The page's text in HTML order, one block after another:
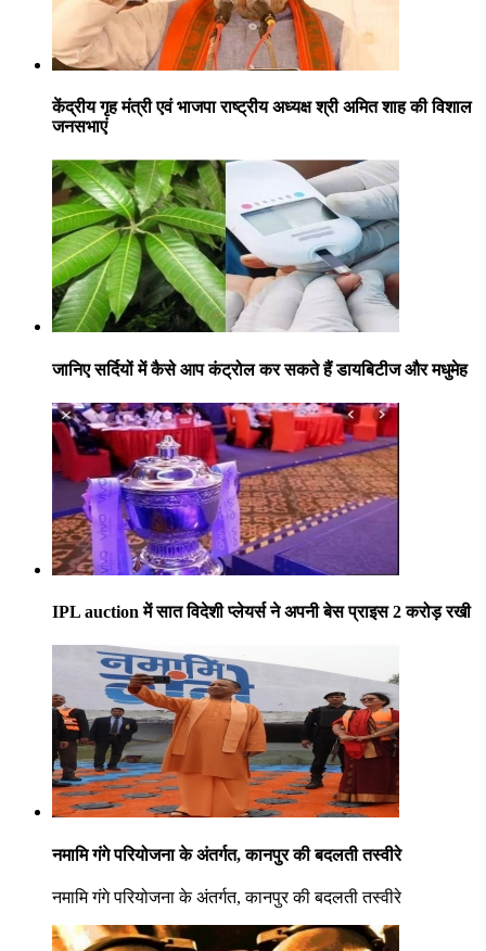
केंद्रीय गृह मंत्री एवं भाजपा राष्ट्रीय अध्यक्ष श्री अमित शाह की विशाल
जनसभाएं
जानिए सर्दियों में कैसे आप कंट्रोल कर सकते हैं डायबिटीज और मधुमेह
IPL auction में सात विदेशी प्लेयर्स ने अपनी बेस प्राइस 2 करोड़ रखी
नमामि गंगे परियोजना के अंतर्गत, कानपुर की बदलती तस्वीरे
नमामि गंगे परियोजना के अंतर्गत, कानपुर की बदलती तस्वीरे